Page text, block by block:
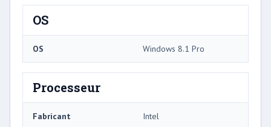
OS
OS Windows 8.1 Pro
Processeur
Fabricant Intel